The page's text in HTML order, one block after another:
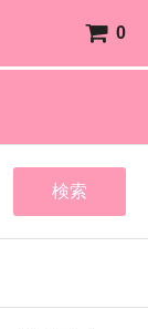
0
検索